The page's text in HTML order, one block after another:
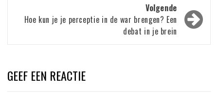
Volgende
Hoe kun je je perceptie in de war brengen? Een
debat in je brein
GEEF EEN REACTIE